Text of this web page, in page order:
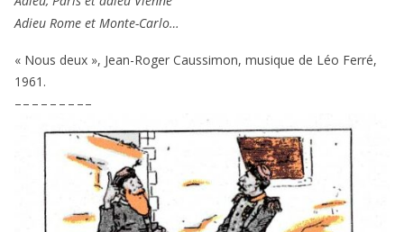
Adieu Rome et Monte-Carlo…
« Nous deux », Jean-Roger Caussimon, musique de Léo Ferré,
1961 .
– – – – – – – – –